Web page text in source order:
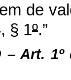
de
§ 1º.”
– Art.